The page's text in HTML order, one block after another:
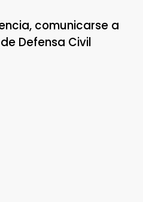
comunicarse a
Defensa Civil